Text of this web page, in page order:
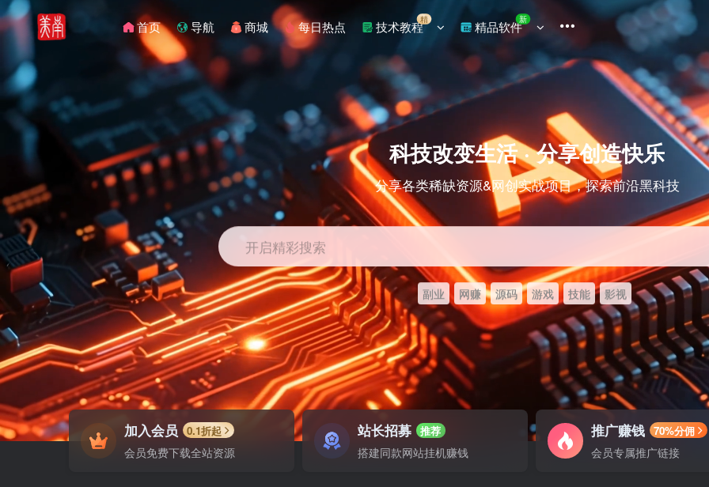
首页 导航 商城 每日热点 技术教程精 精品软件新
科技改变生活 · 分享创造快乐
分享各类稀缺资源&网创实战项目，探索前沿黑科技
开启精彩搜索
副业 网赚 源码 游戏 技能 影视
加入会员 0.1折起
会员免费下载全站资源
站长招募 推荐
搭建同款网站挂机赚钱
推广赚钱 70%分佣
会员专属推广链接